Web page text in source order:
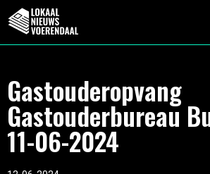
Gastouderopvang
Gastouderbureau
11-06-2024